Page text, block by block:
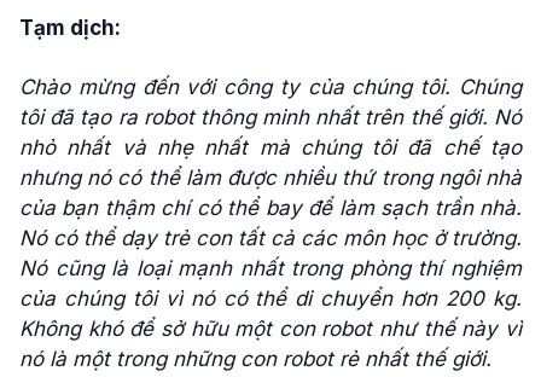
Tạm dịch:
Chào mừng đến với công ty của chúng tôi. Chúng
tôi đã tạo ra robot thông minh nhất trên thế giới. Nó
nhỏ nhất và nhẹ nhất mà chúng tôi đã chế tạo
nhưng nó có thể làm được nhiều thứ trong ngôi nhà
của bạn thậm chí có thể bay để làm sạch trần nhà.
Nó có thể dạy trẻ con tất cả các môn học ở trường.
Nó cũng là loại mạnh nhất trong phòng thí nghiệm
của chúng tôi vì nó có thể di chuyển hơn 200 kg.
Không khó để sở hữu một con robot như thế này vì
nó là một trong những con robot rẻ nhất thế giới.